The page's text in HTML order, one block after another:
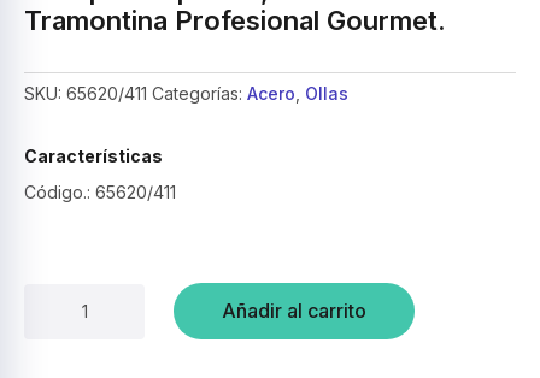
Tramontina Profesional Gourmet.
SKU: 65620/411 Categorías: Acero Ollas
Características
Código.: 65620/411
Añadir al carrito